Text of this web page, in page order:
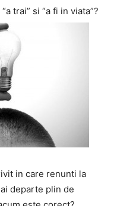
trai” si “a fi in viata”?
in care renunti la
departe plin de